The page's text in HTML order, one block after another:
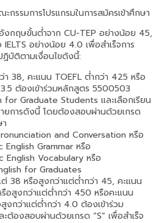
รรมการโปรแกรมในการสมัครเข้าศึกษา
งกฤษขั้นต่ำจาก CU-TEP อย่างน้อย 45,
อย่างน้อย 4.0 เพื่อสำเร็จการ
บัติตามเงื่อนไขดังนี้:
า 38, คะแนน TOEFL ต่ำกว่า 425 หรือ
ต้องเข้าร่วมหลักสูตร 5500503
Graduate Students และเลือกเรียน
ยการดังนี้ โดยต้องสอบผ่านด้วยเกรด
and Conversation หรือ
Grammar หรือ
Vocabulary หรือ
for Graduates
38 หรือสูงกว่าแต่ต่ำกว่า 45, คะแนน
อสูงกว่าแต่ต่ำกว่า 450 หรือคะแนน
งกว่าแต่ต่ำกว่า 4.0 ต้องเข้าร่วม
องสอบผ่านด้วยเกรด “S” เพื่อสำเร็จ